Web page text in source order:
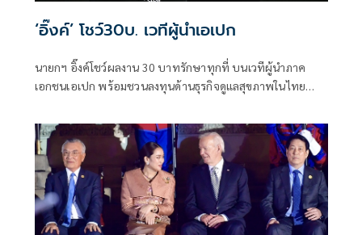
‘อิ๊งค์’ โชว์30บ. เวทีผู้นำเอเปก
นายกฯ อิ๊งค์โชว์ผลงาน 30 บาทรักษาทุกที่ บนเวทีผู้นำภาค
เอกชนเอเปก พร้อมชวนลงทุนด้านธุรกิจดูแลสุขภาพในไทย